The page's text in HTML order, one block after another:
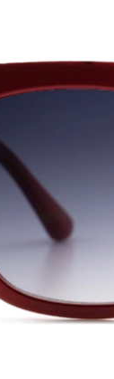
verres